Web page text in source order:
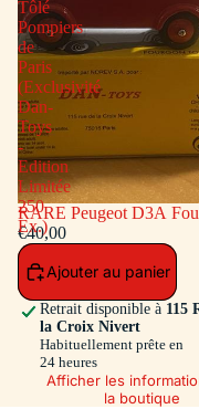
Tôlé
Pompiers
de
Paris
(Exclusivité
Dan-
Toys
-
Edition
Limitée
250
Ex.)
RARE Peugeot D3A
Tôlé Pompiers de Paris
(Exclusivité Dan-Toys -
Limitée 250 Ex.)
€40,00
Ajouter au panier
Retrait disponible à 115
la Croix Nivert
Habituellement prête en
24 heures
Afficher les
la boutique